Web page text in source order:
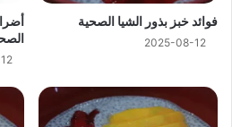
فوائد خبز بذور الشيا الصحية
2025-08-12